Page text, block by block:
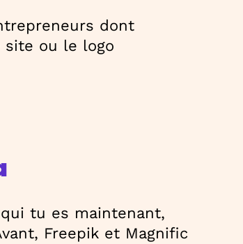
dont
site ou le logo
tu es maintenant,
Freepik et Magnific